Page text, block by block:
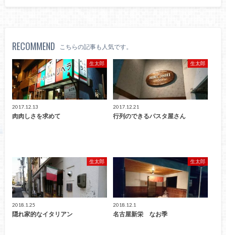
RECOMMEND こちらの記事も人気です。
生太郎
2017.12.13
肉肉しさを求めて
生太郎
2017.12.21
行列のできるパスタ屋さん
生太郎
2018.1.25
隠れ家的なイタリアン
生太郎
2018.12.1
名古屋新栄 なお季